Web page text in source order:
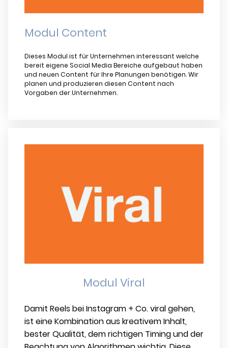
Modul Content
Dieses Modul ist für Unternehmen interessant welche
bereit eigene Social Media Bereiche aufgebaut haben
und neuen Content für Ihre Planungen benötigen. Wir
planen und produzieren diesen Content nach
Vorgaben der Unternehmen.
Modul Viral
Damit Reels bei Instagram + Co. viral gehen,
ist eine Kombination aus kreativem Inhalt,
bester Qualität, dem richtigen Timing und der